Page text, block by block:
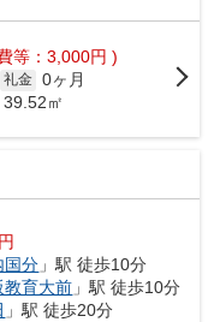
等：3,000円 )
礼金 0ヶ月
㎡
国分 」駅 徒歩10分
教育大前 」駅 徒歩10分
」駅 徒歩20分